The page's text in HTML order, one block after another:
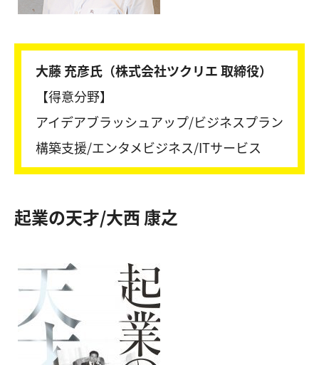
大藤 充彦氏（株式会社ツクリエ 取締役）
【得意分野】
アイデアブラッシュアップ/ビジネスプラン
構築支援/エンタメビジネス/ITサービス
起業の天才/大西 康之